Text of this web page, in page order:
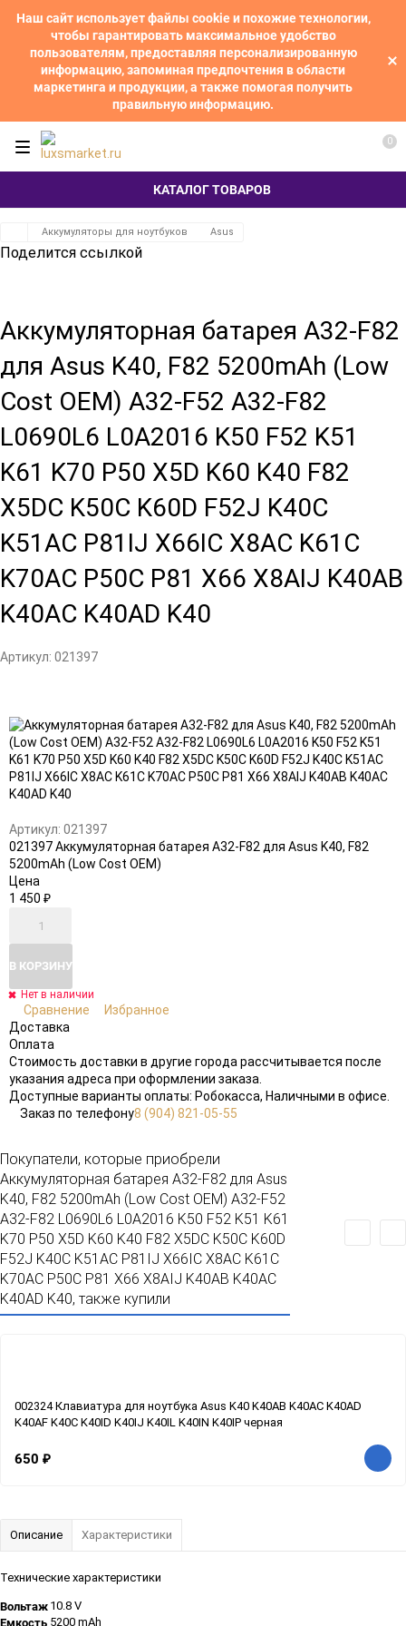
Наш сайт использует файлы cookie и похожие технологии,
чтобы гарантировать максимальное удобство
пользователям, предоставляя персонализированную
информацию, запоминая предпочтения в области
маркетинга и продукции, а также помогая получить
правильную информацию.
КАТАЛОГ ТОВАРОВ
0
Аккумуляторы для ноутбуков Asus
Поделится ссылкой
Аккумуляторная батарея A32-F82
для Asus K40, F82 5200mAh (Low
Cost OEM) A32-F52 A32-F82
L0690L6 L0A2016 K50 F52 K51
K61 K70 P50 X5D K60 K40 F82
X5DC K50C K60D F52J K40C
K51AC P81IJ X66IC X8AC K61C
K70AC P50C P81 X66 X8AIJ K40AB
K40AC K40AD K40
Артикул: 021397
в
избранное
к
сравнению
Артикул: 021397
021397 Аккумуляторная батарея A32-F82 для Asus K40, F82
5200mAh (Low Cost OEM)
Цена
1 450 ₽
В КОРЗИНУ
Нет в наличии
Сравнение
Избранное
Доставка
Оплата
Стоимость доставки в другие города рассчитывается после
указания адреса при оформлении заказа.
Доступные варианты оплаты: Робокасса, Наличными в офисе.
Заказ по телефону8 (904) 821-05-55
Покупатели, которые приобрели
Аккумуляторная батарея A32-F82 для Asus
K40, F82 5200mAh (Low Cost OEM) A32-F52
A32-F82 L0690L6 L0A2016 K50 F52 K51 K61
K70 P50 X5D K60 K40 F82 X5DC K50C K60D
F52J K40C K51AC P81IJ X66IC X8AC K61C
K70AC P50C P81 X66 X8AIJ K40AB K40AC
K40AD K40, также купили
002324 Клавиатура для ноутбука Asus K40 K40AB K40AC K40AD
K40AF K40C K40ID K40IJ K40IL K40IN K40IP черная
650 ₽
Описание Характеристики
Технические характеристики
Вольтаж 10.8 V
Емкость 5200 mAh